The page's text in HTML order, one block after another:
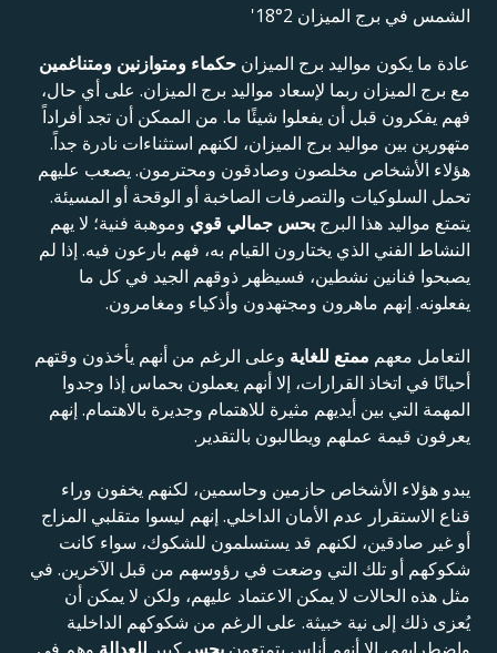
الشمس في برج الميزان 2°18'
عادة ما يكون مواليد برج الميزان حكماء ومتوازنين ومتناغمين
مع برج الميزان ربما لإسعاد مواليد برج الميزان. على أي حال،
فهم يفكرون قبل أن يفعلوا شيئًا ما. من الممكن أن تجد أفراداً
متهورين بين مواليد برج الميزان، لكنهم استثناءات نادرة جداً.
هؤلاء الأشخاص مخلصون وصادقون ومحترمون. يصعب عليهم
تحمل السلوكيات والتصرفات الصاخبة أو الوقحة أو المسيئة.
يتمتع مواليد هذا البرج بحس جمالي قوي وموهبة فنية؛ لا يهم
النشاط الفني الذي يختارون القيام به، فهم بارعون فيه. إذا لم
يصبحوا فنانين نشطين، فسيظهر ذوقهم الجيد في كل ما
يفعلونه. إنهم ماهرون ومجتهدون وأذكياء ومغامرون.
التعامل معهم ممتع للغاية وعلى الرغم من أنهم يأخذون وقتهم
أحيانًا في اتخاذ القرارات، إلا أنهم يعملون بحماس إذا وجدوا
المهمة التي بين أيديهم مثيرة للاهتمام وجديرة بالاهتمام. إنهم
يعرفون قيمة عملهم ويطالبون بالتقدير.
يبدو هؤلاء الأشخاص حازمين وحاسمين، لكنهم يخفون وراء
قناع الاستقرار عدم الأمان الداخلي. إنهم ليسوا متقلبي المزاج
أو غير صادقين، لكنهم قد يستسلمون للشكوك، سواء كانت
شكوكهم أو تلك التي وضعت في رؤوسهم من قبل الآخرين. في
مثل هذه الحالات لا يمكن الاعتماد عليهم، ولكن لا يمكن أن
يُعزى ذلك إلى نية خبيثة. على الرغم من شكوكهم الداخلية